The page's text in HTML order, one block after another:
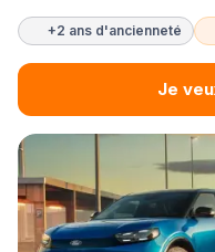
+2 ans d'ancienneté
Je